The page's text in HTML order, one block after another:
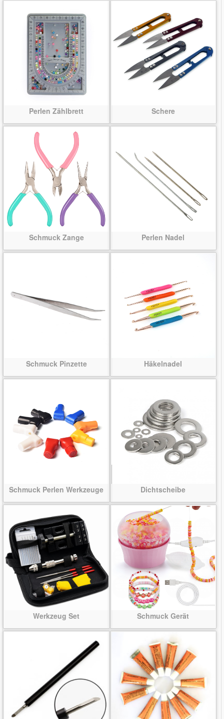
Perlen Zählbrett Schere
Schmuck Zange Perlen Nadel
Schmuck Pinzette Häkelnadel
Schmuck Perlen Werkzeuge Dichtscheibe
Werkzeug Set Schmuck Gerät